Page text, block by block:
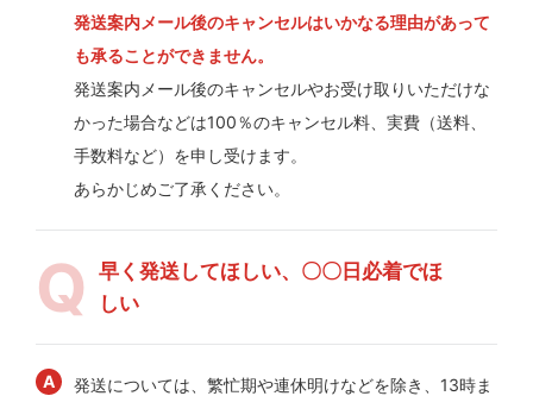
発送案内メール後のキャンセルはいかなる理由があって
も承ることができません。
発送案内メール後のキャンセルやお受け取りいただけな
かった場合などは100％のキャンセル料、実費（送料、
手数料など）を申し受けます。
あらかじめご了承ください。
早く発送してほしい、〇〇日必着でほ
しい
発送については、繁忙期や連休明けなどを除き、13時ま